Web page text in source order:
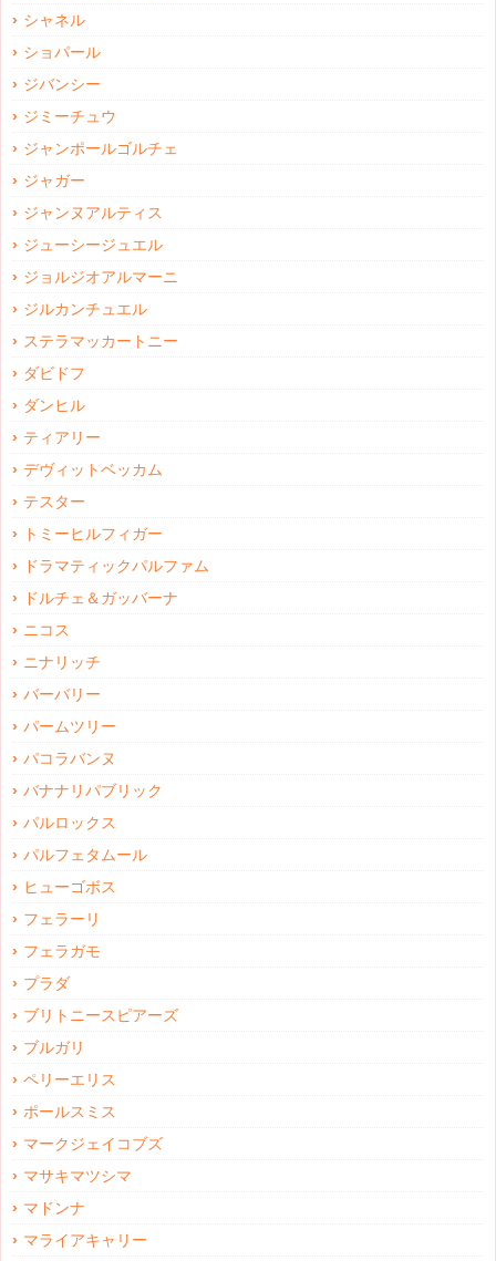
シャネル
ショパール
ジバンシー
ジミーチュウ
ジャンポールゴルチェ
ジャガー
ジャンヌアルティス
ジューシージュエル
ジョルジオアルマーニ
ジルカンチュエル
ステラマッカートニー
ダビドフ
ダンヒル
ティアリー
デヴィットベッカム
テスター
トミーヒルフィガー
ドラマティックパルファム
ドルチェ＆ガッバーナ
ニコス
ニナリッチ
バーバリー
パームツリー
パコラバンヌ
バナナリパブリック
パルロックス
パルフェタムール
ヒューゴボス
フェラーリ
フェラガモ
プラダ
ブリトニースピアーズ
ブルガリ
ペリーエリス
ポールスミス
マークジェイコブズ
マサキマツシマ
マドンナ
マライアキャリー